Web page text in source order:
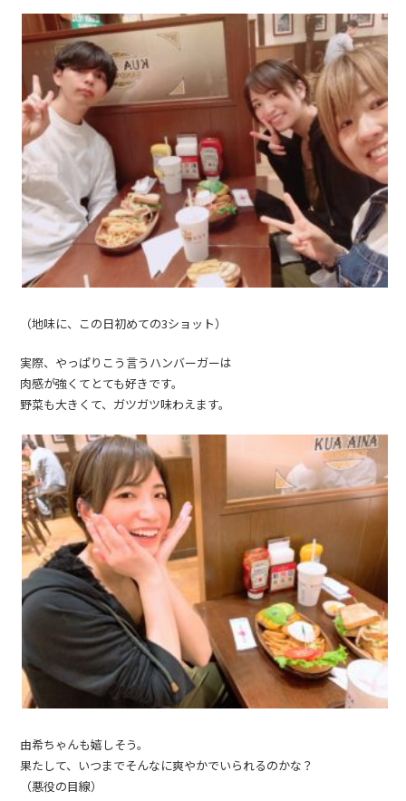
（地味に、この日初めての3ショット）
実際、やっぱりこう言うハンバーガーは
肉感が強くてとても好きです。
野菜も大きくて、ガツガツ味わえます。
由希ちゃんも嬉しそう。
果たして、いつまでそんなに爽やかでいられるのかな？
（悪役の目線）